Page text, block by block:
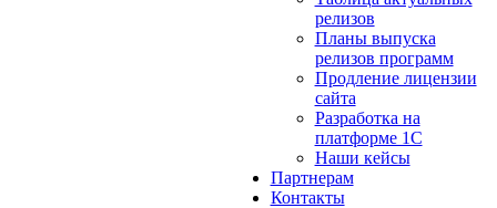
релизов
Планы выпуска
релизов программ
Продление лицензии
сайта
Разработка на
платформе 1С
Наши кейсы
Партнерам
Контакты